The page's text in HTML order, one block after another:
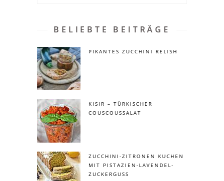
BELIEBTE BEITRÄGE
PIKANTES ZUCCHINI RELISH
KISIR – TÜRKISCHER
COUSCOUSSALAT
ZUCCHINI-ZITRONEN KUCHEN
MIT PISTAZIEN-LAVENDEL-
ZUCKERGUSS